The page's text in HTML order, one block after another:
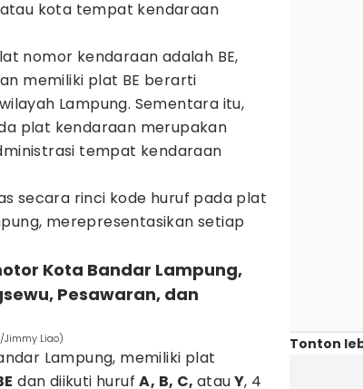
kota tempat kendaraan
nomor kendaraan adalah BE,
memiliki plat BE berarti
Lampung. Sementara itu,
plat kendaraan merupakan
tempat kendaraan
secara rinci kode huruf pada plat
merepresentasikan setiap
Kota Bandar Lampung,
Pesawaran, dan
Liao)
Lampung, memiliki plat
dan diikuti hurufA, B, C,atauY, 4
Tonton